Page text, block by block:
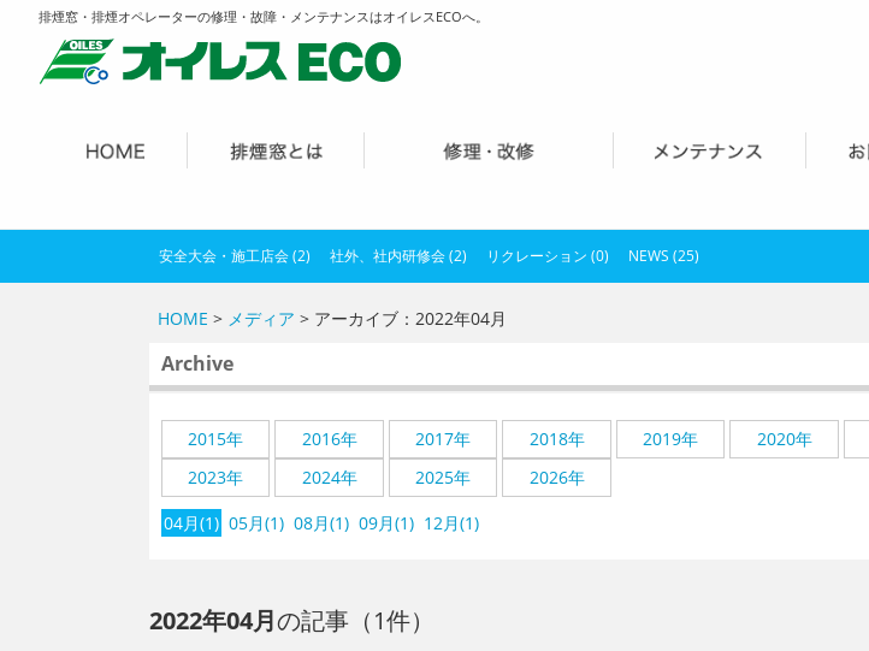
排煙窓・排煙オペレーターの修理・故障・メンテナンスはオイレスECOへ。
安全大会・施工店会 (2) 社外、社内研修会 (2) リクレーション (0) NEWS (25)
HOME > メディア > アーカイブ：2022年04月
Archive
2015年 2016年 2017年 2018年 2019年 2020年
2023年
2024年 2025年
2026年
04月(1) 05月(1) 08月(1) 09月(1) 12月(1)
2022年04月の記事（1件）